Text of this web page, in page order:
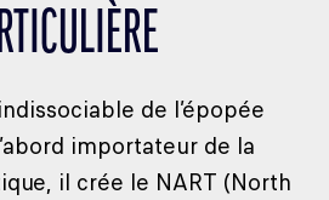
de l’épopée
importateur de la
il crée le NART (North